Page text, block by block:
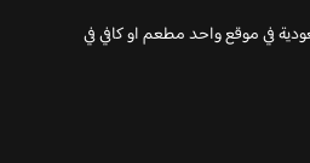
في موقع واحد مطعم او كافي في